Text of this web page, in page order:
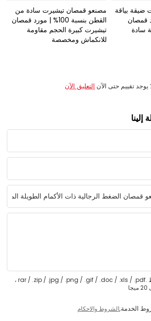
بياقة
قمصان
سادة
مصنعو قمصان تيشيرت سادة من
القطن بنسبة 100% | مورد قمصان
تيشيرت كبيرة الحجم مقاومة
للانكماش ومخصصة
يوجد تقييم حتى الآن التعليق الآن
يدعم فقط .rar / .zip / .jpg / .png / .gif / .doc / .xls / .pdf ،
الخدمة,الشروط والاحكام